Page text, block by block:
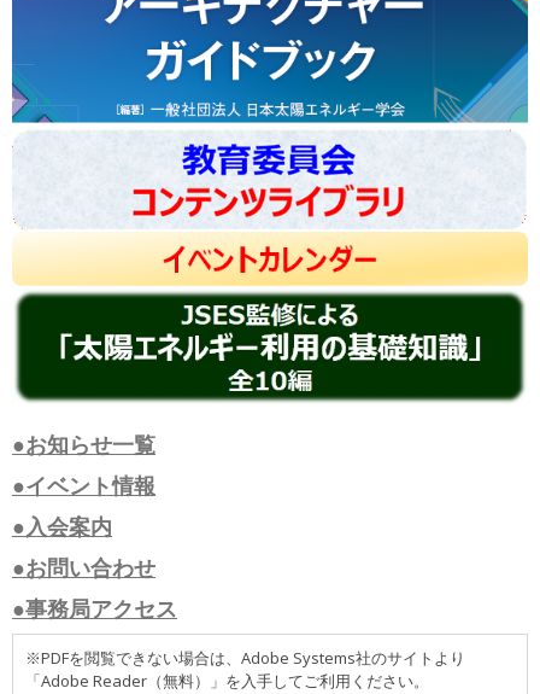
●お知らせ一覧
●イベント情報
●入会案内
●お問い合わせ
●事務局アクセス
※PDFを閲覧できない場合は、Adobe Systems社のサイトより
「Adobe Reader（無料）」を入手してご利用ください。